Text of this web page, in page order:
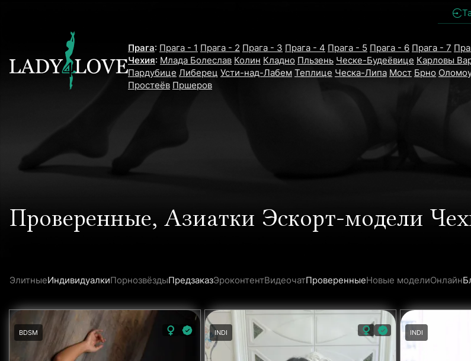
Прага: Прага - 1 Прага - 2 Прага - 3 Прага - 4 Прага - 5 Прага - 6 Прага - 7
Чехия: Млада Болеслав Колин Кладно Пльзень Ческе-Будеёвице Карловы
Пардубице Либерец Усти-над-Лабем Теплице Ческа-Липа Мост Брно
Простеёв Пршеров
Проверенные, Азиатки Эскорт-модели
ЭлитныеИндивидуалкиПорнозвёздыПредзаказЭроконтентВидеочатПроверенныеНовые моделиОнлайн
BDSM INDI INDI